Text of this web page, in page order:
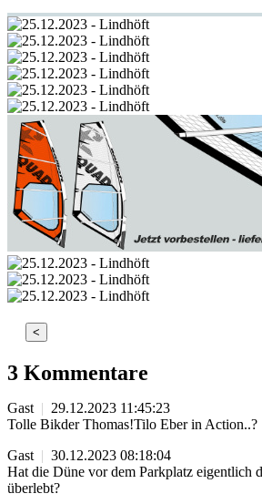
<
3 Kommentare
Gast | 29.12.2023 11:45:23
Tolle Bikder Thomas!Tilo Eber in Action..?
Gast | 30.12.2023 08:18:04
Hat die Düne vor dem Parkplatz eigentlich
überlebt?